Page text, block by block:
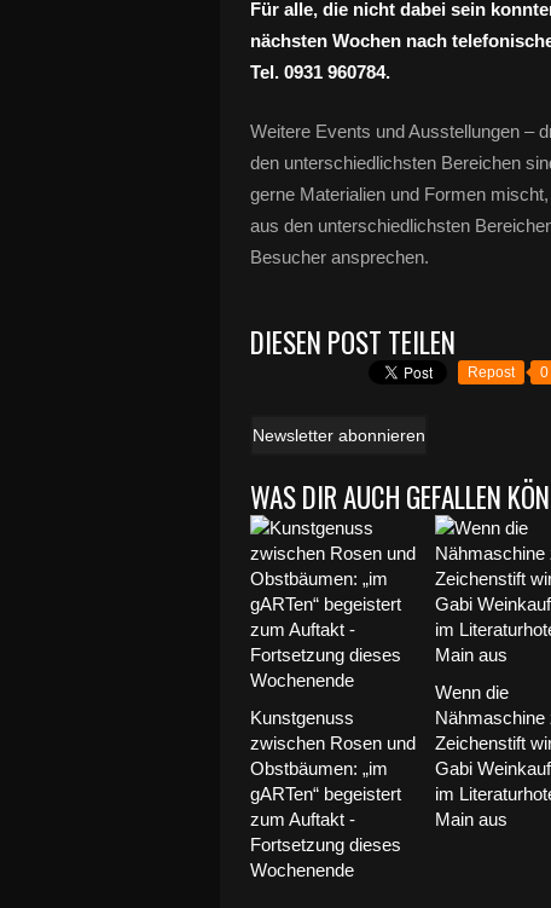
Für alle, die nicht dabei sein
nächsten Wochen nach
Tel. 0931 960784.
Weitere Events und Ausstellungen –
den unterschiedlichsten Bereichen
gerne Materialien und Formen
aus den unterschiedlichsten
Besucher ansprechen.
DIESEN POST TEILEN
Repost 0
Newsletter abonnieren
WAS DIR AUCH GEFALLEN
Kunstgenuss
zwischen Rosen und
Obstbäumen: „im
gARTen“ begeistert
zum Auftakt -
Fortsetzung dieses
Wochenende
Wenn die
Nähmaschine
Zeichenstift
Gabi
im
Main aus